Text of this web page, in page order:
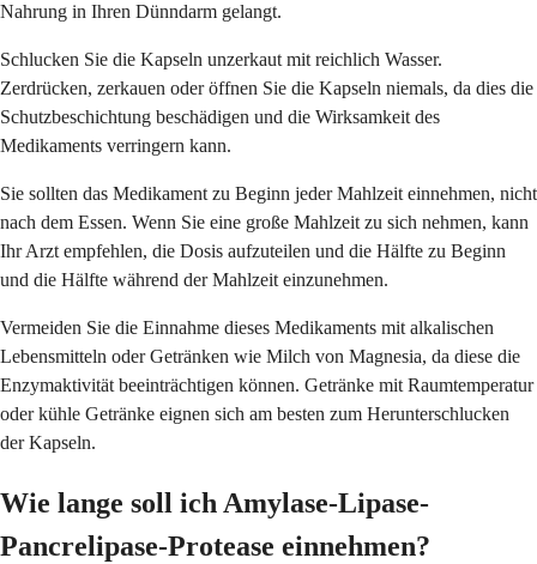
Nahrung in Ihren Dünndarm gelangt.
Schlucken Sie die Kapseln unzerkaut mit reichlich Wasser.
Zerdrücken, zerkauen oder öffnen Sie die Kapseln niemals, da dies die
Schutzbeschichtung beschädigen und die Wirksamkeit des
Medikaments verringern kann.
Sie sollten das Medikament zu Beginn jeder Mahlzeit einnehmen, nicht
nach dem Essen. Wenn Sie eine große Mahlzeit zu sich nehmen, kann
Ihr Arzt empfehlen, die Dosis aufzuteilen und die Hälfte zu Beginn
und die Hälfte während der Mahlzeit einzunehmen.
Vermeiden Sie die Einnahme dieses Medikaments mit alkalischen
Lebensmitteln oder Getränken wie Milch von Magnesia, da diese die
Enzymaktivität beeinträchtigen können. Getränke mit Raumtemperatur
oder kühle Getränke eignen sich am besten zum Herunterschlucken
der Kapseln.
Wie lange soll ich Amylase-Lipase-
Pancrelipase-Protease einnehmen?